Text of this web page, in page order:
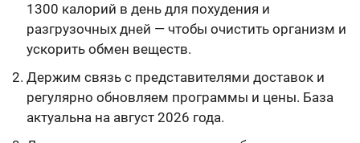
1300 калорий в день для похудения и
разгрузочных дней — чтобы очистить организм и
ускорить обмен веществ.
Держим связь с представителями доставок и
регулярно обновляем программы и цены. База
актуальна на август 2026 года.